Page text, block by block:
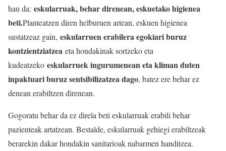
hau da: eskularruak, behar direnean, eskuetako higienea
beti.Planteatzen diren helburuen artean, eskuen higienea
sustatzeaz gain, eskularruen erabilera egokiari buruz
kontzientziatzea eta hondakinak sortzeko eta
kudeatzeko eskularruek ingurumenean eta kliman duten
inpaktuari buruz sentsibilizatzea dago, batez ere behar ez
denean erabiltzen direnean.
Gogoratu behar da ez direla beti eskularruak erabili behar
pazienteak artatzean. Bestalde, eskularruak gehiegi erabiltzeak
berarekin dakar hondakin sanitarioak nabarmen handitzea.